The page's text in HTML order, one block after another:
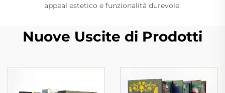
appeal estetico e funzionalità durevole.
Nuove Uscite di Prodotti